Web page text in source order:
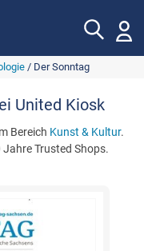
/ Der Sonntag
United Kiosk
Bereich Kunst & Kultur.
Trusted Shops.